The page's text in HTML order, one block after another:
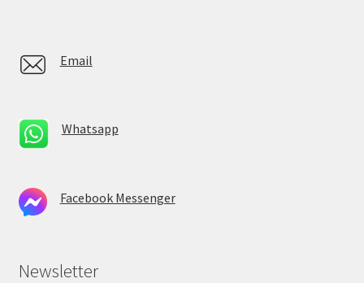
Email
Whatsapp
Facebook Messenger
Newsletter